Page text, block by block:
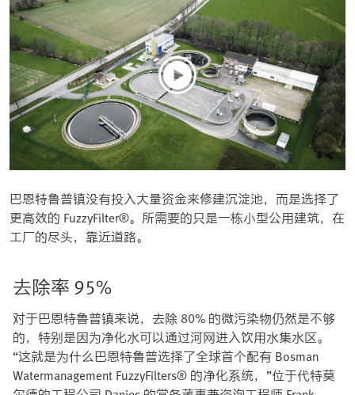
巴恩特鲁普镇没有投入大量资金来修建沉淀池，而是选择了
更高效的 FuzzyFilter®。所需要的只是一栋小型公用建筑，在
工厂的尽头，靠近道路。
去除率 95%
对于巴恩特鲁普镇来说，去除 80% 的微污染物仍然是不够
的，特别是因为净化水可以通过河网进入饮用水集水区。
“这就是为什么巴恩特鲁普选择了全球首个配有 Bosman
Watermanagement FuzzyFilters® 的净化系统，”位于代特莫